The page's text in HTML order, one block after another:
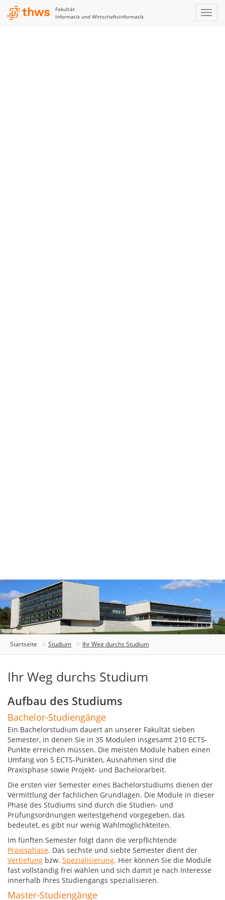
Fakultät
Informatik und Wirtschaftsinformatik
Startseite Studium Ihr Weg durchs Studium
Ihr Weg durchs Studium
Aufbau des Studiums
Bachelor-Studiengänge
Ein Bachelorstudium dauert an unserer Fakultät sieben
Semester, in denen Sie in 35 Modulen insgesamt 210 ECTS-
Punkte erreichen müssen. Die meisten Module haben einen
Umfang von 5 ECTS-Punkten, Ausnahmen sind die
Praxisphase sowie Projekt- und Bachelorarbeit.
Die ersten vier Semester eines Bachelorstudiums dienen der
Vermittlung der fachlichen Grundlagen. Die Module in dieser
Phase des Studiums sind durch die Studien- und
Prüfungsordnungen weitestgehend vorgegeben, das
bedeutet, es gibt nur wenig Wahlmöglichkteiten.
Im fünften Semester folgt dann die verpflichtende
Praxisphase. Das sechste und siebte Semester dient der
Vertiefung bzw. Spezialisierung. Hier können Sie die Module
fast vollständig frei wählen und sich damit je nach Interesse
innerhalb Ihres Studiengangs spezialisieren.
Master-Studiengänge